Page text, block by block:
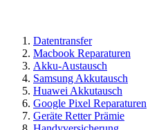
Datentransfer
Macbook Reparaturen
Akku-Austausch
Samsung Akkutausch
Huawei Akkutausch
Google Pixel Reparaturen
Geräte Retter Prämie